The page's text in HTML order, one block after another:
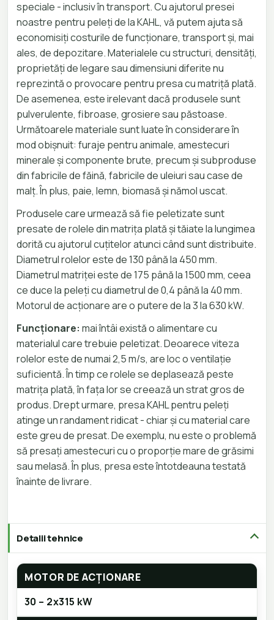
speciale - inclusiv în transport. Cu ajutorul presei
noastre pentru peleți de la KAHL, vă putem ajuta să
economisiți costurile de funcționare, transport și, mai
ales, de depozitare. Materialele cu structuri, densități,
proprietăți de legare sau dimensiuni diferite nu
reprezintă o provocare pentru presa cu matriță plată.
De asemenea, este irelevant dacă produsele sunt
pulverulente, fibroase, grosiere sau păstoase.
Următoarele materiale sunt luate în considerare în
mod obișnuit: furaje pentru animale, amestecuri
minerale și componente brute, precum și subproduse
din fabricile de făină, fabricile de uleiuri sau case de
malț. În plus, paie, lemn, biomasă și nămol uscat.
Produsele care urmează să fie peletizate sunt
presate de rolele din matrița plată și tăiate la lungimea
dorită cu ajutorul cuțitelor atunci când sunt distribuite.
Diametrul rolelor este de 130 până la 450 mm.
Diametrul matriței este de 175 până la 1500 mm, ceea
ce duce la peleți cu diametrul de 0,4 până la 40 mm.
Motorul de acționare are o putere de la 3 la 630 kW.
Funcționare: mai întâi există o alimentare cu
materialul care trebuie peletizat. Deoarece viteza
rolelor este de numai 2,5 m/s, are loc o ventilație
suficientă. În timp ce rolele se deplasează peste
matrița plată, în fața lor se creează un strat gros de
produs. Drept urmare, presa KAHL pentru peleți
atinge un randament ridicat - chiar și cu material care
este greu de presat. De exemplu, nu este o problemă
să presați amestecuri cu o proporție mare de grăsimi
sau melasă. În plus, presa este întotdeauna testată
înainte de livrare.
Detalii tehnice
MOTOR DE ACȚIONARE
30 – 2x315 kW